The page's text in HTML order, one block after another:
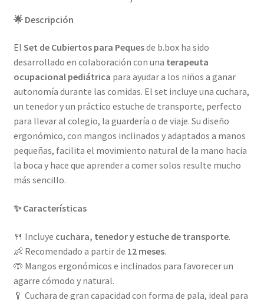
🌟 Descripción
El Set de Cubiertos para Pequesde b.box ha sido
desarrollado en colaboración con una terapeuta
ocupacional pediátrica para ayudar a los niños a ganar
autonomía durante las comidas. El set incluye una cuchara,
un tenedor y un práctico estuche de transporte, perfecto
para llevar al colegio, la guardería o de viaje. Su diseño
ergonómico, con mangos inclinados y adaptados a manos
pequeñas, facilita el movimiento natural de la mano hacia
la boca y hace que aprender a comer solos resulte mucho
más sencillo.
✨ Características
🍴 Incluye cuchara, tenedor y estuche de transporte.
👶 Recomendado a partir de 12 meses.
🤲 Mangos ergonómicos e inclinados para favorecer un
agarre cómodo y natural.
🥄 Cuchara de gran capacidad con forma de pala, ideal para